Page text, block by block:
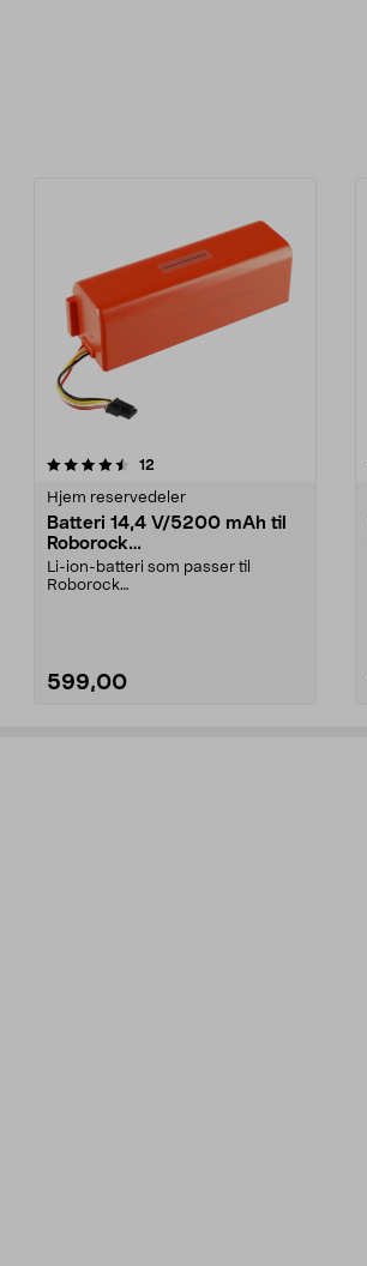
12
Hjem reservedeler
Batteri 14,4 V/5200 mAh til
Roborock
S5/S6/S7/S8/Q7/E4/E5
Li-ion-batteri som passer til
Roborock
599,00
4.0 av 5 stjerner